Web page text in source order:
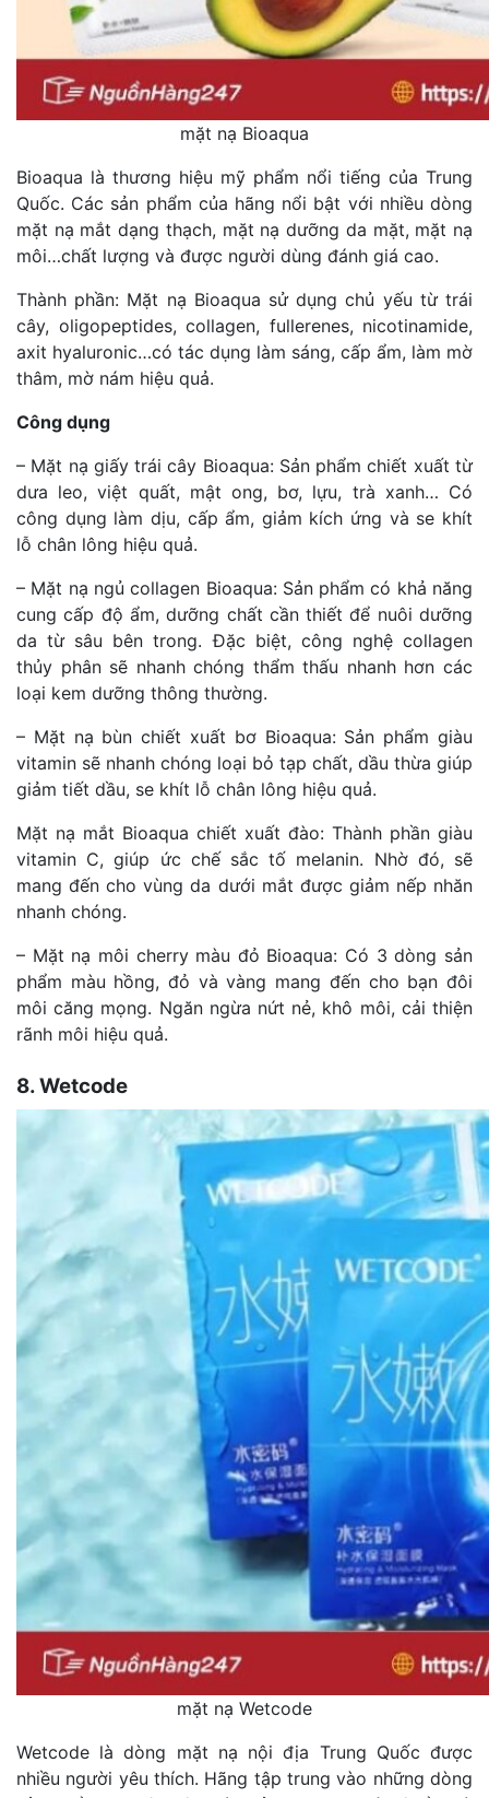
mặt nạ Bioaqua
Bioaqua là thương hiệu mỹ phẩm nổi tiếng của Trung
Quốc. Các sản phẩm của hãng nổi bật với nhiều dòng
mặt nạ mắt dạng thạch, mặt nạ dưỡng da mặt, mặt nạ
môi…chất lượng và được người dùng đánh giá cao.
Thành phần: Mặt nạ Bioaqua sử dụng chủ yếu từ trái
cây, oligopeptides, collagen, fullerenes, nicotinamide,
axit hyaluronic…có tác dụng làm sáng, cấp ẩm, làm mờ
thâm, mờ nám hiệu quả.
Công dụng
– Mặt nạ giấy trái cây Bioaqua: Sản phẩm chiết xuất từ
dưa leo, việt quất, mật ong, bơ, lựu, trà xanh… Có
công dụng làm dịu, cấp ẩm, giảm kích ứng và se khít
lỗ chân lông hiệu quả.
– Mặt nạ ngủ collagen Bioaqua: Sản phẩm có khả năng
cung cấp độ ẩm, dưỡng chất cần thiết để nuôi dưỡng
da từ sâu bên trong. Đặc biệt, công nghệ collagen
thủy phân sẽ nhanh chóng thẩm thấu nhanh hơn các
loại kem dưỡng thông thường.
– Mặt nạ bùn chiết xuất bơ Bioaqua: Sản phẩm giàu
vitamin sẽ nhanh chóng loại bỏ tạp chất, dầu thừa giúp
giảm tiết dầu, se khít lỗ chân lông hiệu quả.
Mặt nạ mắt Bioaqua chiết xuất đào: Thành phần giàu
vitamin C, giúp ức chế sắc tố melanin. Nhờ đó, sẽ
mang đến cho vùng da dưới mắt được giảm nếp nhăn
nhanh chóng.
– Mặt nạ môi cherry màu đỏ Bioaqua: Có 3 dòng sản
phẩm màu hồng, đỏ và vàng mang đến cho bạn đôi
môi căng mọng. Ngăn ngừa nứt nẻ, khô môi, cải thiện
rãnh môi hiệu quả.
8. Wetcode
mặt nạ Wetcode
Wetcode là dòng mặt nạ nội địa Trung Quốc được
nhiều người yêu thích. Hãng tập trung vào những dòng